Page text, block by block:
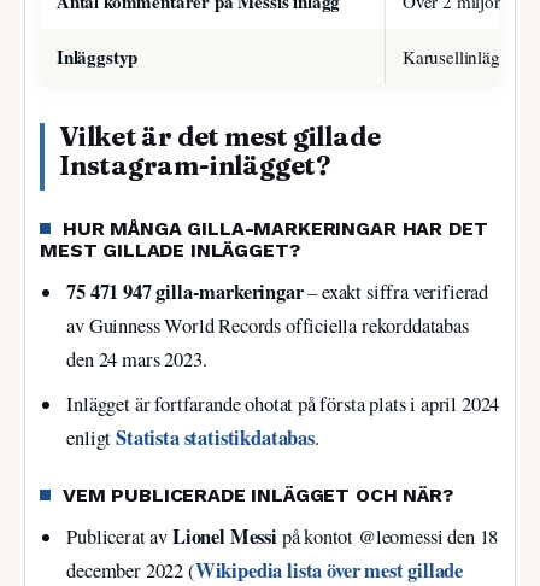
Inläggstyp Karusellinlägg
Vilket är det mest gillade
Instagram-inlägget?
HUR MÅNGA GILLA-MARKERINGAR HAR DET
MEST GILLADE INLÄGGET?
75 471 947 gilla-markeringar– exakt siffra verifierad
av Guinness World Records officiella rekorddatabas
den 24 mars 2023.
Inlägget är fortfarande ohotat på första plats i april 2024
enligtStatista statistikdatabas.
VEM PUBLICERADE INLÄGGET OCH NÄR?
Publicerat avLionel Messi på kontot @leomessi den 18
december 2022(Wikipedia lista över mest gillade